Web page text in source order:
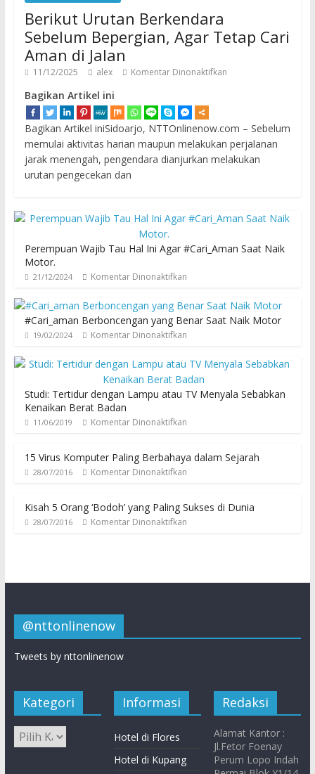
Berikut Urutan Berkendara
Sebelum Bepergian, Agar Tetap Cari
Aman di Jalan
11/12/2025 alex Komentar Dinonaktifkan
Bagikan Artikel ini
Bagikan Artikel iniSidoarjo, NTTOnlinenow.com – Sebelum
memulai aktivitas harian maupun melakukan perjalanan
jarak menengah, pengendara dianjurkan melakukan
urutan pengecekan dan
Perempuan Wajib Tau Hal Ini Agar #Cari_Aman Saat Naik
Motor.
21/12/2024 Komentar Dinonaktifkan
#Cari_aman Berboncengan yang Benar Saat Naik Motor
19/02/2024 Komentar Dinonaktifkan
Studi: Tertidur dengan Lampu atau TV Menyala Sebabkan
Kenaikan Berat Badan
11/06/2019 Komentar Dinonaktifkan
15 Virus Komputer Paling Berbahaya dalam Sejarah
28/07/2016 Komentar Dinonaktifkan
Kisah 5 Orang ‘Bodoh’ yang Paling Sukses di Dunia
28/07/2016 Komentar Dinonaktifkan
@nttonlinenow
Tweets by nttonlinenow
Kategori Informasi
Hotel di Flores
Hotel di Kupang
Redaksi
Alamat Kantor :
Jl.Fetor Foenay
Perum Lopo Indah